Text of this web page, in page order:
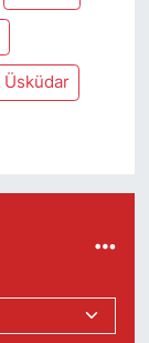
Üsküdar